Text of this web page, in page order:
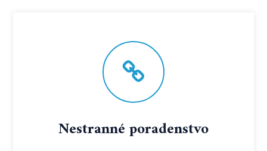
Nestranné poradenstvo